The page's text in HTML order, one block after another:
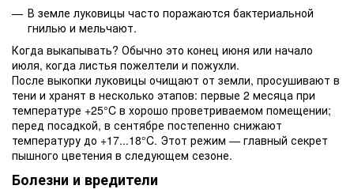
В земле луковицы часто поражаются бактериальной
гнилью и мельчают.
Когда выкапывать? Обычно это конец июня или начало
июля, когда листья пожелтели и пожухли.
После выкопки луковицы очищают от земли, просушивают в
тени и хранят в несколько этапов: первые 2 месяца при
температуре +25°C в хорошо проветриваемом помещении;
перед посадкой, в сентябре постепенно снижают
температуру до +17...18°C. Этот режим — главный секрет
пышного цветения в следующем сезоне.
Болезни и вредители